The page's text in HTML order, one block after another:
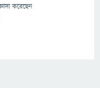
করেছেন